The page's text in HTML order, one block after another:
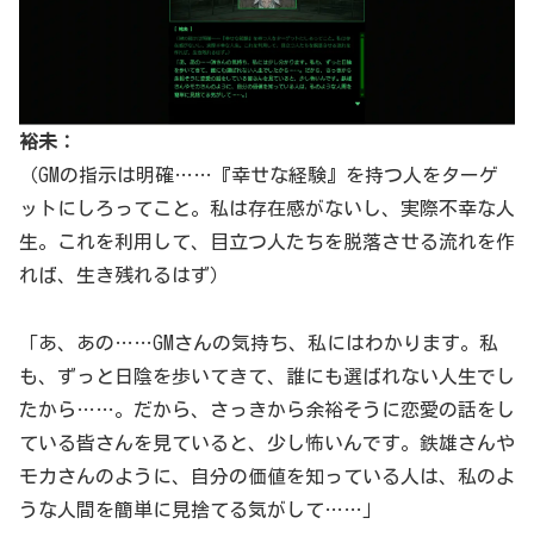
裕未：
（GMの指示は明確……『幸せな経験』を持つ人をターゲ
ットにしろってこと。私は存在感がないし、実際不幸な人
生。これを利用して、目立つ人たちを脱落させる流れを作
れば、生き残れるはず）
「あ、あの……GMさんの気持ち、私にはわかります。私
も、ずっと日陰を歩いてきて、誰にも選ばれない人生でし
たから……。だから、さっきから余裕そうに恋愛の話をし
ている皆さんを見ていると、少し怖いんです。鉄雄さんや
モカさんのように、自分の価値を知っている人は、私のよ
うな人間を簡単に見捨てる気がして……」